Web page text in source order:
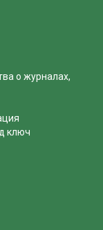
о журналах,
ключ